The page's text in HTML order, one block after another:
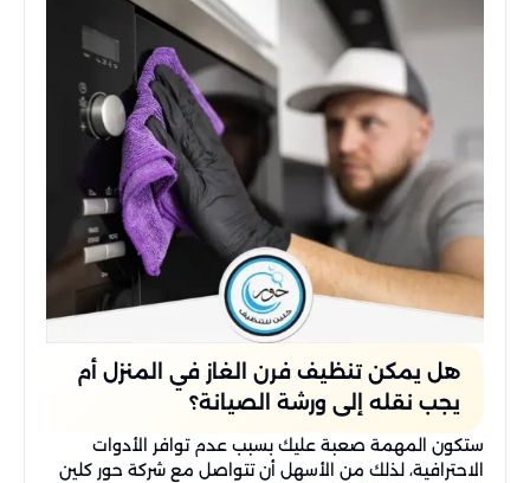
هل يمكن تنظيف فرن الغاز في المنزل أم
يجب نقله إلى ورشة الصيانة؟
ستكون المهمة صعبة عليك بسبب عدم توافر الأدوات
الاحترافية، لذلك من الأسهل أن تتواصل مع شركة حور كلين